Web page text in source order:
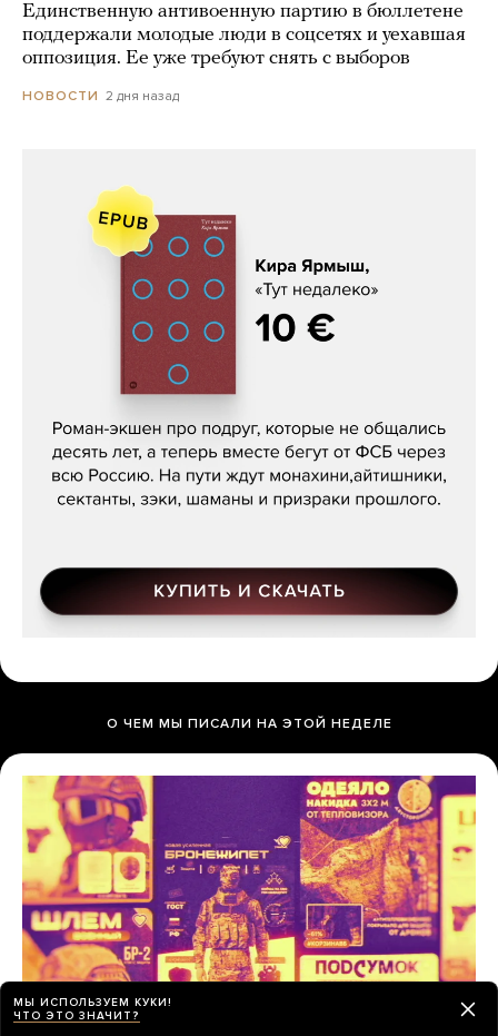
Единственную антивоенную партию в бюллетене
поддержали молодые люди в соцсетях и уехавшая
оппозиция. Ее уже требуют снять с выборов
НОВОСТИ 2 дня назад
Кира Ярмыш, «Тут недалеко»
О ЧЕМ МЫ ПИСАЛИ НА ЭТОЙ НЕДЕЛЕ
МЫ ИСПОЛЬЗУЕМ КУКИ!
ЧТО ЭТО ЗНАЧИТ?